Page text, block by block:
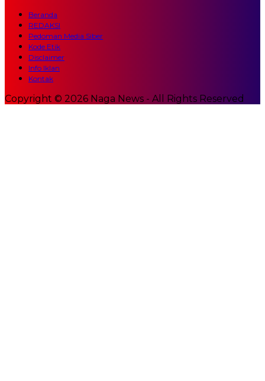
Beranda
REDAKSI
Pedoman Media Siber
Kode Etik
Disclaimer
Info Iklan
Kontak
Copyright © 2026 Naga News - All Rights Reserved